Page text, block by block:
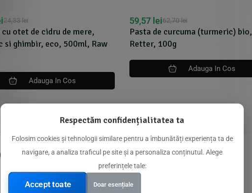
cu otet de cidru de mere,
si ghimbir, eco, 500ml, Raw
24,33lei
Adauga In Cos
Pasta de curcuma (turmeric) bio,
Retter, 100g
62,70lei
59,57 lei
Adauga In Cos
Respectăm confidențialitatea ta
Folosim cookies și tehnologii similare pentru a îmbunătăți experiența ta de
navigare, a analiza traficul pe site și a personaliza conținutul. Alege
preferințele tale:
Accept toate Doar esențiale